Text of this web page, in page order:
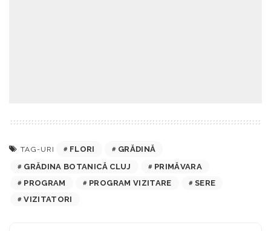
TAG-URI FLORI
GRĂDINĂ
GRĂDINA BOTANICĂ CLUJ
PRIMĂVARA
PROGRAM
PROGRAM VIZITARE
SERE
VIZITATORI